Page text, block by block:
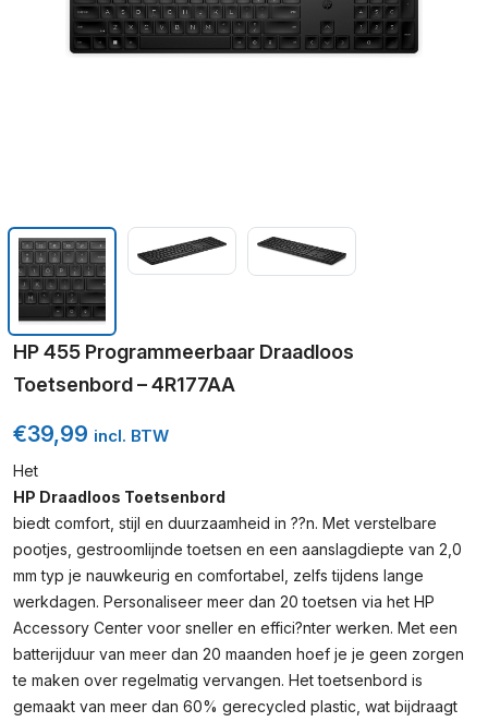
HP 455 Programmeerbaar Draadloos
Toetsenbord – 4R177AA
€39,99 incl. BTW
Het
HP Draadloos Toetsenbord
biedt comfort, stijl en duurzaamheid in ??n. Met verstelbare
pootjes, gestroomlijnde toetsen en een aanslagdiepte van 2,0
mm typ je nauwkeurig en comfortabel, zelfs tijdens lange
werkdagen. Personaliseer meer dan 20 toetsen via het HP
Accessory Center voor sneller en effici?nter werken. Met een
batterijduur van meer dan 20 maanden hoef je je geen zorgen
te maken over regelmatig vervangen. Het toetsenbord is
gemaakt van meer dan 60% gerecycled plastic, wat bijdraagt